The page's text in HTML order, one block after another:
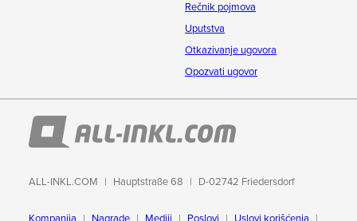
Rečnik pojmova
Uputstva
Otkazivanje ugovora
Opozvati ugovor
ALL-INKL.COM Hauptstraße 68 D-02742 Friedersdorf